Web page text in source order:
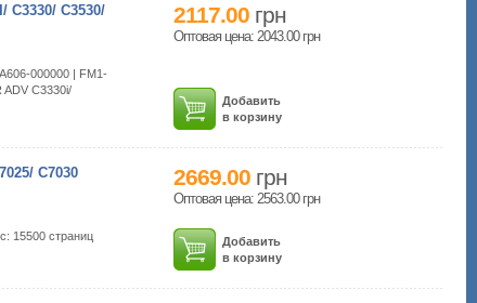
C3530/
000000 | FM1-
ADV С3330i/
2117.00 грн
Оптовая цена: 2043.00 грн
Добавить
в корзину
C7030
15500 страниц
2669.00 грн
Оптовая цена: 2563.00 грн
Добавить
в корзину